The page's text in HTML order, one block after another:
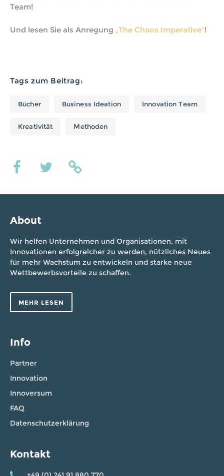
Team!
Und lesen Sie als Anregung „The Chaos Imperative“!
Tags zum Beitrag:
Bücher Business Ideation Innovation Team
Kreativität Methoden
About
Wir helfen Unternehmen und Organisationen, mit
Innovationen erfolgreicher zu werden, nützliches Neues
für mehr Wachstum zu entwickeln und starke neue
Wettbewerbsvorteile zu schaffen.
MEHR LESEN
Info
Partner
Innovation
Innoversum
FAQ
Datenschutzerklärung
Kontakt